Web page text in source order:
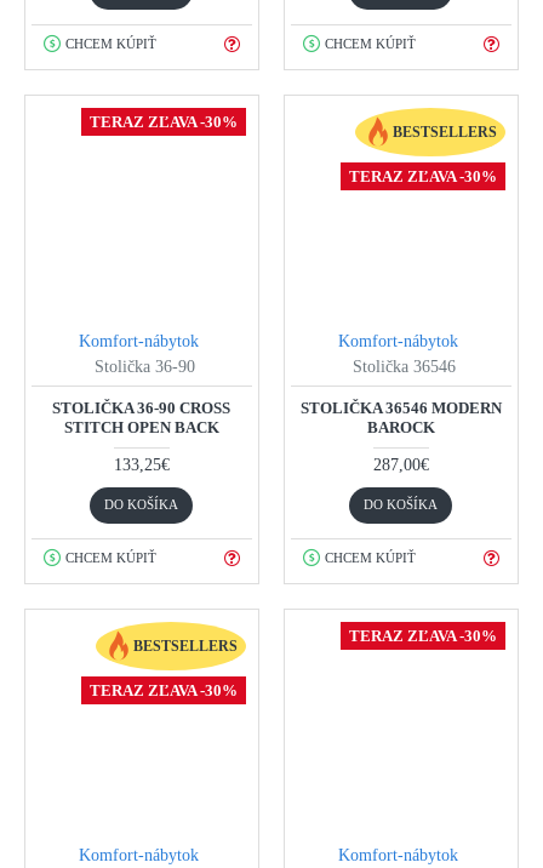
CHCEM KÚPIŤ CHCEM KÚPIŤ
TERAZ ZĽAVA -30%
Komfort-nábytok
Stolička 36-90
STOLIČKA 36-90 CROSS
STITCH OPEN BACK
133,25€
DO KOŠÍKA
CHCEM KÚPIŤ
BESTSELLERS
TERAZ ZĽAVA -30%
Komfort-nábytok
Stolička 36546
STOLIČKA 36546 MODERN
BAROCK
287,00€
DO KOŠÍKA
CHCEM KÚPIŤ
BESTSELLERS
TERAZ ZĽAVA -30%
Komfort-nábytok
TERAZ ZĽAVA -30%
Komfort-nábytok